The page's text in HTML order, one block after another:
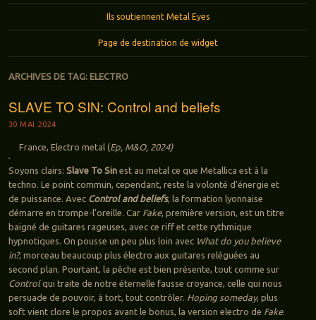
Ils soutiennent Metal Eyes
Page de destination de widget
ARCHIVES DE TAG: ELECTRO
SLAVE TO SIN: Control and beliefs
30 MAI 2024
France, Electro metal (Ep, M&O, 2024)
Soyons clairs: Slave To Sinest au metal ce que Metallica est à la
techno. Le point commun, cependant, reste la volonté d’énergie et
de puissance. Avec Control and beliefs, la formation lyonnaise
démarre en trompe-l’oreille. Car Fake, première version, est un titre
baigné de guitares rageuses, avec ce riff et cette rythmique
hypnotiques. On pousse un peu plus loin avec What do you believe
in?, morceau beaucoup plus électro aux guitares reléguées au
second plan. Pourtant, la pêche est bien présente, tout comme sur
Controlqui traite de notre éternelle fausse croyance, celle qui nous
persuade de pouvoir, à tort, tout contrôler. Hoping someday, plus
soft vient clore le propos avant le bonus, la version electro de Fake.